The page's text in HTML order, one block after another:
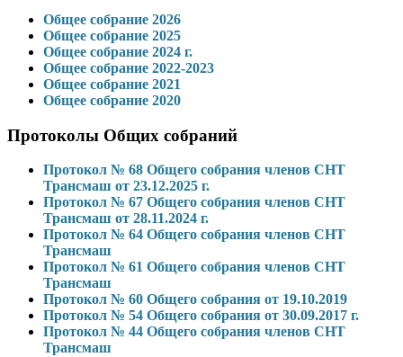
Общее собрание 2026
Общее собрание 2025
Общее собрание 2024 г.
Общее собрание 2022-2023
Общее собрание 2021
Общее собрание 2020
Протоколы Общих собраний
Протокол № 68 Общего собрания членов СНТ
Трансмаш от 23.12.2025 г.
Протокол № 67 Общего собрания членов СНТ
Трансмаш от 28.11.2024 г.
Протокол № 64 Общего собрания членов СНТ
Трансмаш
Протокол № 61 Общего собрания членов СНТ
Трансмаш
Протокол № 60 Общего собрания от 19.10.2019
Протокол № 54 Общего собрания от 30.09.2017 г.
Протокол № 44 Общего собрания членов СНТ
Трансмаш